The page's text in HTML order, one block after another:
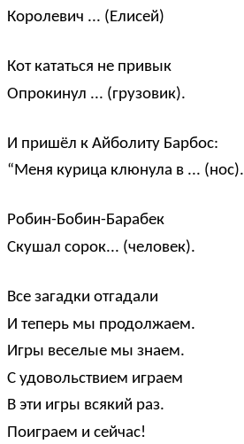
Королевич ... (Елисей)
Кот кататься не привык
Опрокинул ... (грузовик).
И пришёл к Айболиту Барбос:
“Меня курица клюнула в ... (нос).
Робин-Бобин-Барабек
Скушал сорок... (человек).
Все загадки отгадали
И теперь мы продолжаем.
Игры веселые мы знаем.
С удовольствием играем
В эти игры всякий раз.
Поиграем и сейчас!